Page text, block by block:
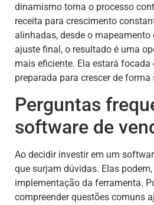
dinamismo torna o processo
receita para crescimento
alinhadas, desde o
ajuste final, o resultado é uma
mais eficiente. Ela estará
preparada para crescer de forma
Perguntas
software de
Ao decidir investir em um
que surjam dúvidas. Elas
implementação da ferramenta.
compreender questões comuns